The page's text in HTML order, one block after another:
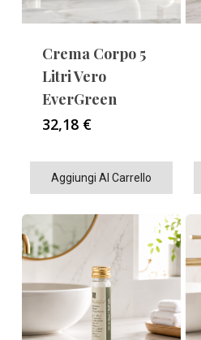
Aggiungi Al Carrello
Crema Corpo 5
Litri Vero
EverGreen
32,18 €